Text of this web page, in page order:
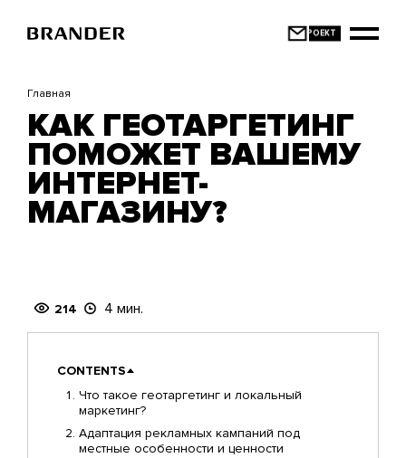
основному
Главная
КАК ГЕОТАРГЕТИНГ
ПОМОЖЕТ ВАШЕМУ
ИНТЕРНЕТ-
МАГАЗИНУ?
214 4 мин.
CONTENTS
Что такое геотаргетинг и локальный
маркетинг?
Адаптация рекламных кампаний под
местные особенности и ценности